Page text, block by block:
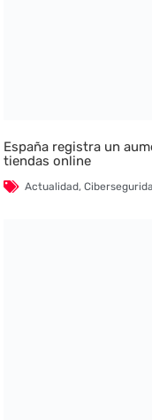
España registra un
tiendas online
Actualidad,